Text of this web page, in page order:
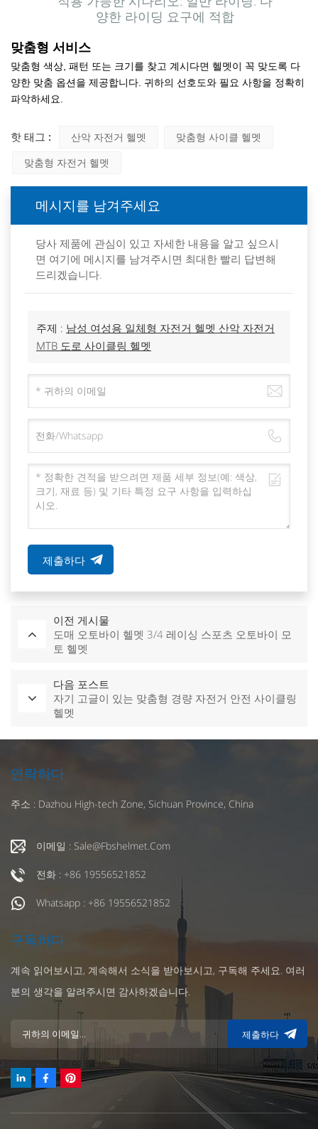
양한 라이딩 요구에 적합
맞춤형 서비스
맞춤형 색상, 패턴 또는 크기를 찾고 계시다면 헬멧이 꼭 맞도록 다
양한 맞춤 옵션을 제공합니다. 귀하의 선호도와 필요 사항을 정확히
파악하세요.
핫 태그 : 산악 자전거 헬멧
맞춤형 사이클 헬멧
맞춤형 자전거 헬멧
메시지를 남겨주세요
당사 제품에 관심이 있고 자세한 내용을 알고 싶으시
면 여기에 메시지를 남겨주시면 최대한 빨리 답변해
드리겠습니다.
주제 : 남성 여성용 일체형 자전거 헬멧 산악 자전거
MTB 도로 사이클링 헬멧
제출하다
이전 게시물
도매 오토바이 헬멧 3/4 레이싱 스포츠 오토바이 모
토 헬멧
다음 포스트
자기 고글이 있는 맞춤형 경량 자전거 안전 사이클링
헬멧
연락하다
주소 : Dazhou High-tech Zone, Sichuan Province, China
이메일 : Sale@fbshelmet.com
전화 : +86 19556521852
Whatsapp : +86 19556521852
구독하다
계속 읽어보시고, 계속해서 소식을 받아보시고, 구독해 주세요. 여러
분의 생각을 알려주시면 감사하겠습니다.
제출하다